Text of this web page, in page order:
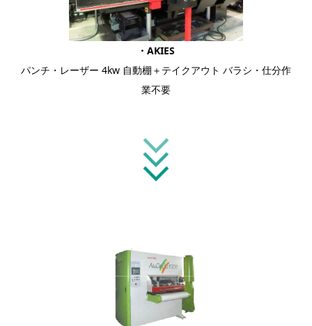
・AKIES
パンチ・レーザー 4kw 自動棚＋テイクアウト バラシ・仕分作
業不要